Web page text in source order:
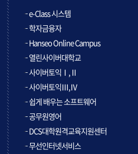
e-Class 시스템
학자금융자
Hanseo Online Campus
열린사이버대학교
사이버토익Ⅰ,Ⅱ
사이버토익Ⅲ,Ⅳ
쉽게 배우는 소프트웨어
공무원영어
DCS대학원격교육지원센터
무선인터넷서비스